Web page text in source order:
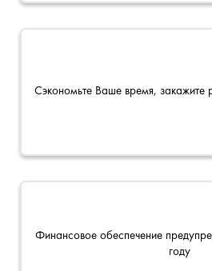
Сэкономьте Ваше время, закажите
Финансовое обеспечение
году